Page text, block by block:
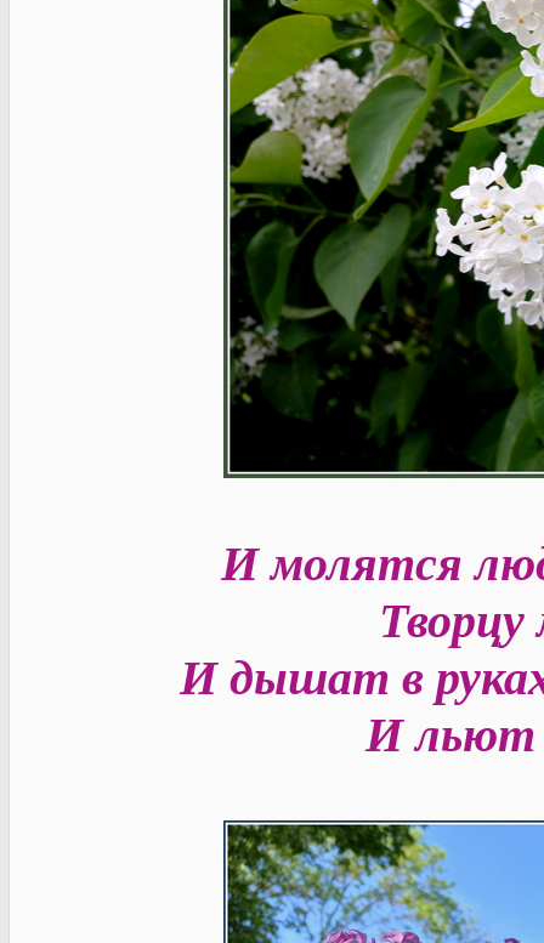
И молятся
И дышат в
И льют